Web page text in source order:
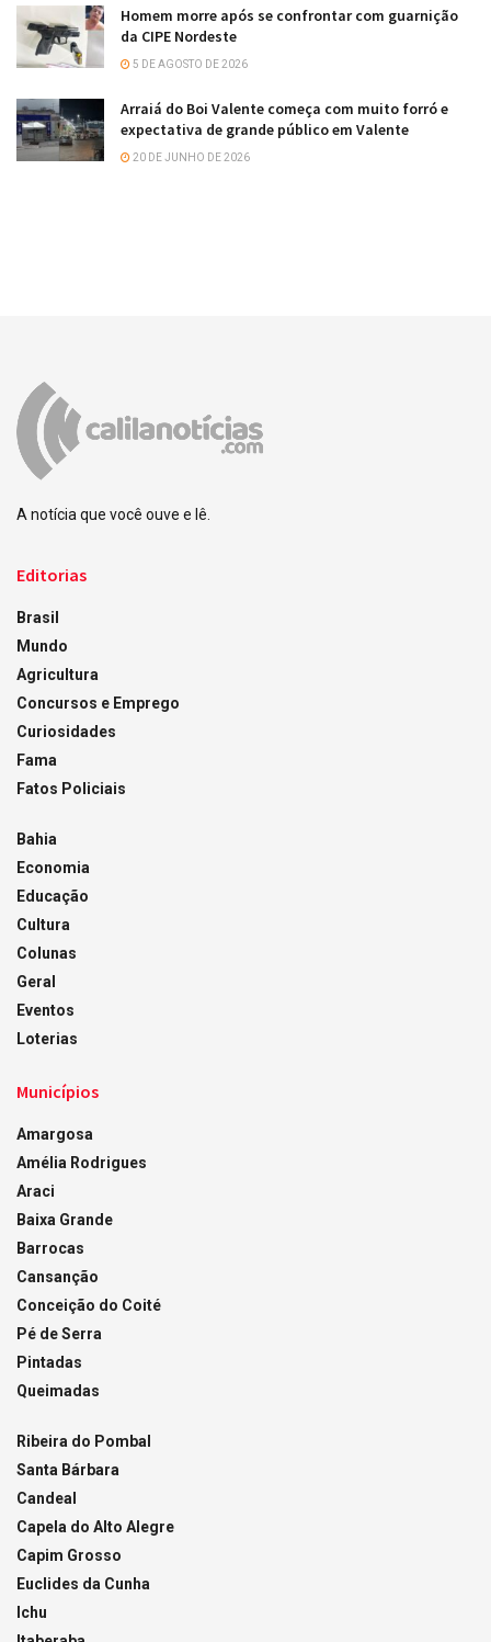
Homem morre após se confrontar com guarnição
da CIPE Nordeste
5 DE AGOSTO DE 2026
Arraiá do Boi Valente começa com muito forró e
expectativa de grande público em Valente
20 DE JUNHO DE 2026
A notícia que você ouve e lê.
Editorias
Brasil
Mundo
Agricultura
Concursos e Emprego
Curiosidades
Fama
Fatos Policiais
Bahia
Economia
Educação
Cultura
Colunas
Geral
Eventos
Loterias
Municípios
Amargosa
Amélia Rodrigues
Araci
Baixa Grande
Barrocas
Cansanção
Conceição do Coité
Pé de Serra
Pintadas
Queimadas
Ribeira do Pombal
Santa Bárbara
Candeal
Capela do Alto Alegre
Capim Grosso
Euclides da Cunha
Ichu